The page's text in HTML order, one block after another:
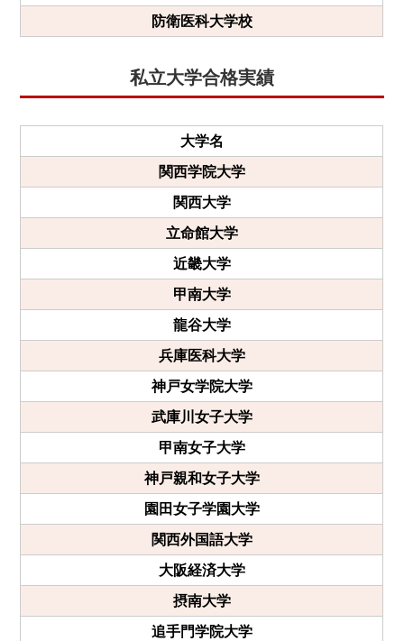
防衛医科大学校
私立大学合格実績
大学名
関西学院大学
関西大学
立命館大学
近畿大学
甲南大学
龍谷大学
兵庫医科大学
神戸女学院大学
武庫川女子大学
甲南女子大学
神戸親和女子大学
園田女子学園大学
関西外国語大学
大阪経済大学
摂南大学
追手門学院大学